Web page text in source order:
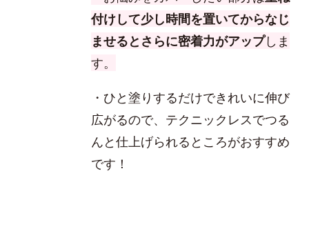
付けして少し時間を置いてからなじ
ませるとさらに密着力がアップしま
す。
・ひと塗りするだけできれいに伸び
広がるので、テクニックレスでつる
んと仕上げられるところがおすすめ
です！